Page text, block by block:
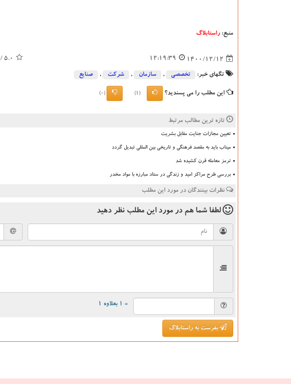
منبع: راستابلاگ
1400/12/12
12:19:39
5.0
/ 5
تگهای خبر: تخصصی , سازمان , شركت , صنایع
این مطلب را می پسندید؟ (1)
(0)
تازه ترین مطالب مرتبط
تعیین مجازات جنایت مقابل بشریت
میناب باید به مقصد فرهنگی و تاریخی بین المللی تبدیل گردد
ترمز معامله قرن کشیده شد
بررسی طرح مراکز امید و زندگی در ستاد مبارزه با مواد مخدر
نظرات بینندگان در مورد این مطلب
لطفا شما هم در مورد این مطلب نظر دهید
= ۱ بعلاوه ۱
بفرست به راستابلاگ